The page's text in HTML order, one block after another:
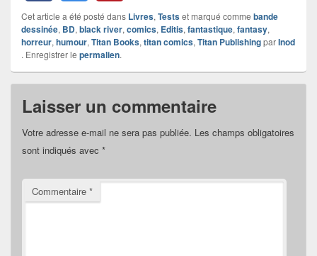
Cet article a été posté dans Livres, Testset marqué comme bande
dessinée, BD, black river, comics, Editis, fantastique, fantasy,
horreur, humour, Titan Books, titan comics, Titan PublishingparInod
. Enregistrer le permalien.
Laisser un commentaire
Votre adresse e-mail ne sera pas publiée. Les champs obligatoires
sont indiqués avec *
Commentaire *